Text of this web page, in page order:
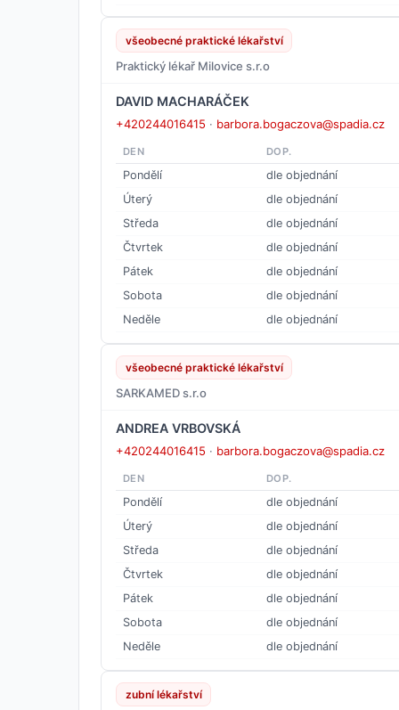
všeobecné praktické lékařství
Praktický lékař Milovice s.r.o
DAVID MACHARÁČEK
+420244016415 · barbora.bogaczova@spadia.cz
DEN DOP.
Pondělí
dle objednání
Úterý
dle objednání
Středa
dle objednání
Čtvrtek
dle objednání
Pátek
dle objednání
Sobota
dle objednání
Neděle
dle objednání
všeobecné praktické lékařství
SARKAMED s.r.o
ANDREA VRBOVSKÁ
+420244016415 · barbora.bogaczova@spadia.cz
DEN DOP.
Pondělí
dle objednání
Úterý
dle objednání
Středa
dle objednání
Čtvrtek
dle objednání
Pátek
dle objednání
Sobota
dle objednání
Neděle
dle objednání
zubní lékařství